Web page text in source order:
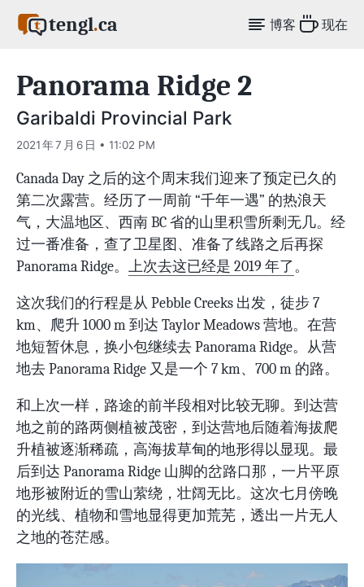
tengl.ca 博客 现在
Panorama Ridge 2
Garibaldi Provincial Park
2021 年 7 月 6 日 • 11:02 PM
Canada Day 之后的这个周末我们迎来了预定已久的
第二次露营。经历了一周前 “千年一遇” 的热浪天
气，大温地区、西南 BC 省的山里积雪所剩无几。经
过一番准备，查了卫星图、准备了线路之后再探
Panorama Ridge。 上次去这已经是 2019 年了。
这次我们的行程是从 Pebble Creeks 出发，徒步 7
km、爬升 1000 m 到达 Taylor Meadows 营地。在营
地短暂休息，换小包继续去 Panorama Ridge。从营
地去 Panorama Ridge 又是一个 7 km、700 m 的路。
和上次一样，路途的前半段相对比较无聊。到达营
地之前的路两侧植被茂密，到达营地后随着海拔爬
升植被逐渐稀疏，高海拔草甸的地形得以显现。最
后到达 Panorama Ridge 山脚的岔路口那，一片平原
地形被附近的雪山萦绕，壮阔无比。这次七月傍晚
的光线、植物和雪地显得更加荒芜，透出一片无人
之地的苍茫感。